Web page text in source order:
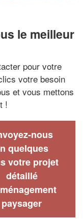
le meilleur
pour votre
votre besoin
et vous mettons
!
nous
quelques
votre projet
détaillé
paysager